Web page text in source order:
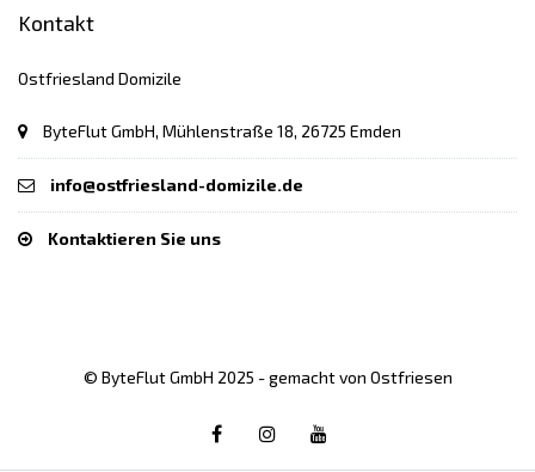
Kontakt
Ostfriesland Domizile
ByteFlut GmbH, Mühlenstraße 18, 26725 Emden
info@ostfriesland-domizile.de
Kontaktieren Sie uns
© ByteFlut GmbH 2025 - gemacht von Ostfriesen